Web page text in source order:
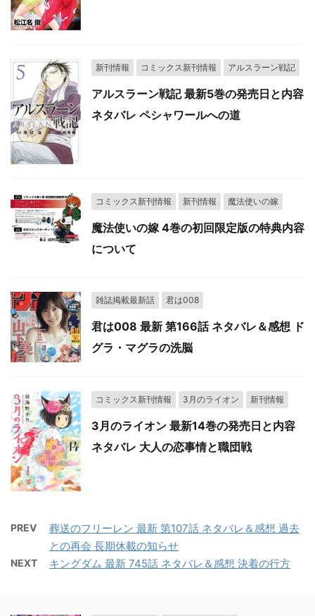
新刊情報 コミックス新刊情報 アルスラーン戦記
アルスラーン戦記 最新5巻の発売日と内容
ネタバレ ペシャワールへの道
コミックス新刊情報 新刊情報 魔法使いの嫁
魔法使いの嫁 4巻の初回限定版の特典内容
について
雑誌掲載最新話 君は008
君は008 最新 第166話 ネタバレ＆感想 ド
グラ・マグラの洗脳
コミックス新刊情報 3月のライオン 新刊情報
3月のライオン 最新14巻の発売日と内容
ネタバレ 大人の恋事情と職団戦
PREV
葬送のフリーレン 最新 第107話 ネタバレ＆感想 過去
との再会 長期休載の知らせ
NEXT キングダム 最新 745話 ネタバレ＆感想 決着の行方